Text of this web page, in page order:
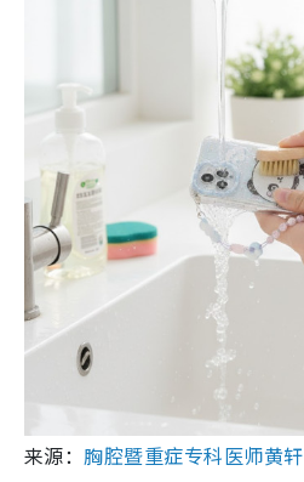
来源： 胸腔暨重症专科医师黄轩